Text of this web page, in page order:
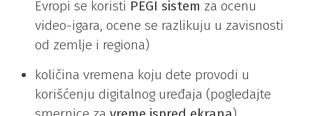
Evropi se koristi PEGI sistem za ocenu
video-igara, ocene se razlikuju u zavisnosti
od zemlje i regiona)
količina vremena koju dete provodi u
korišćenju digitalnog uređaja (pogledajte